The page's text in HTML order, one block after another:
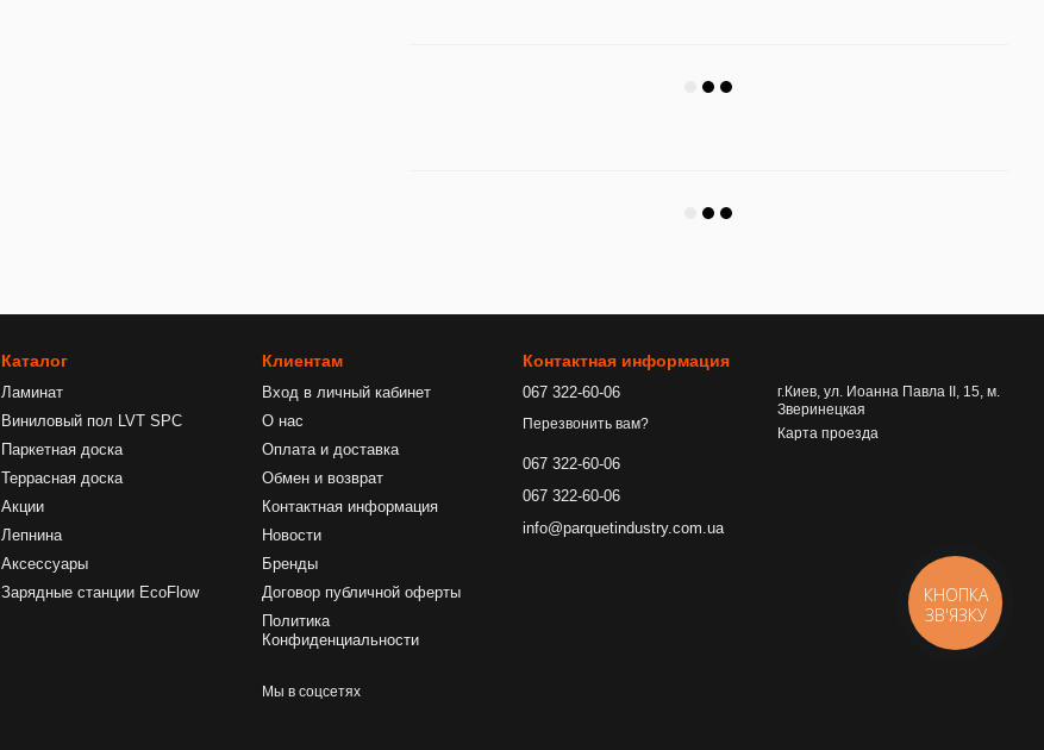
Каталог
Ламинат
Виниловый пол LVT SPC
Паркетная доска
Террасная доска
Акции
Лепнина
Аксессуары
Зарядные станции EcoFlow
Клиентам
Вход в личный кабинет
О нас
Оплата и доставка
Обмен и возврат
Контактная информация
Новости
Бренды
Договор публичной оферты
Политика
Конфиденциальности
Мы в соцсетях
Контактная информация
067 322-60-06
Перезвонить вам?
067 322-60-06
067 322-60-06
info@parquetindustry.com.ua
г.Киев, ул. Иоанна Павла ІІ, 15, м.
Зверинецкая
Карта проезда
КНОПКА
ЗВ'ЯЗКУ